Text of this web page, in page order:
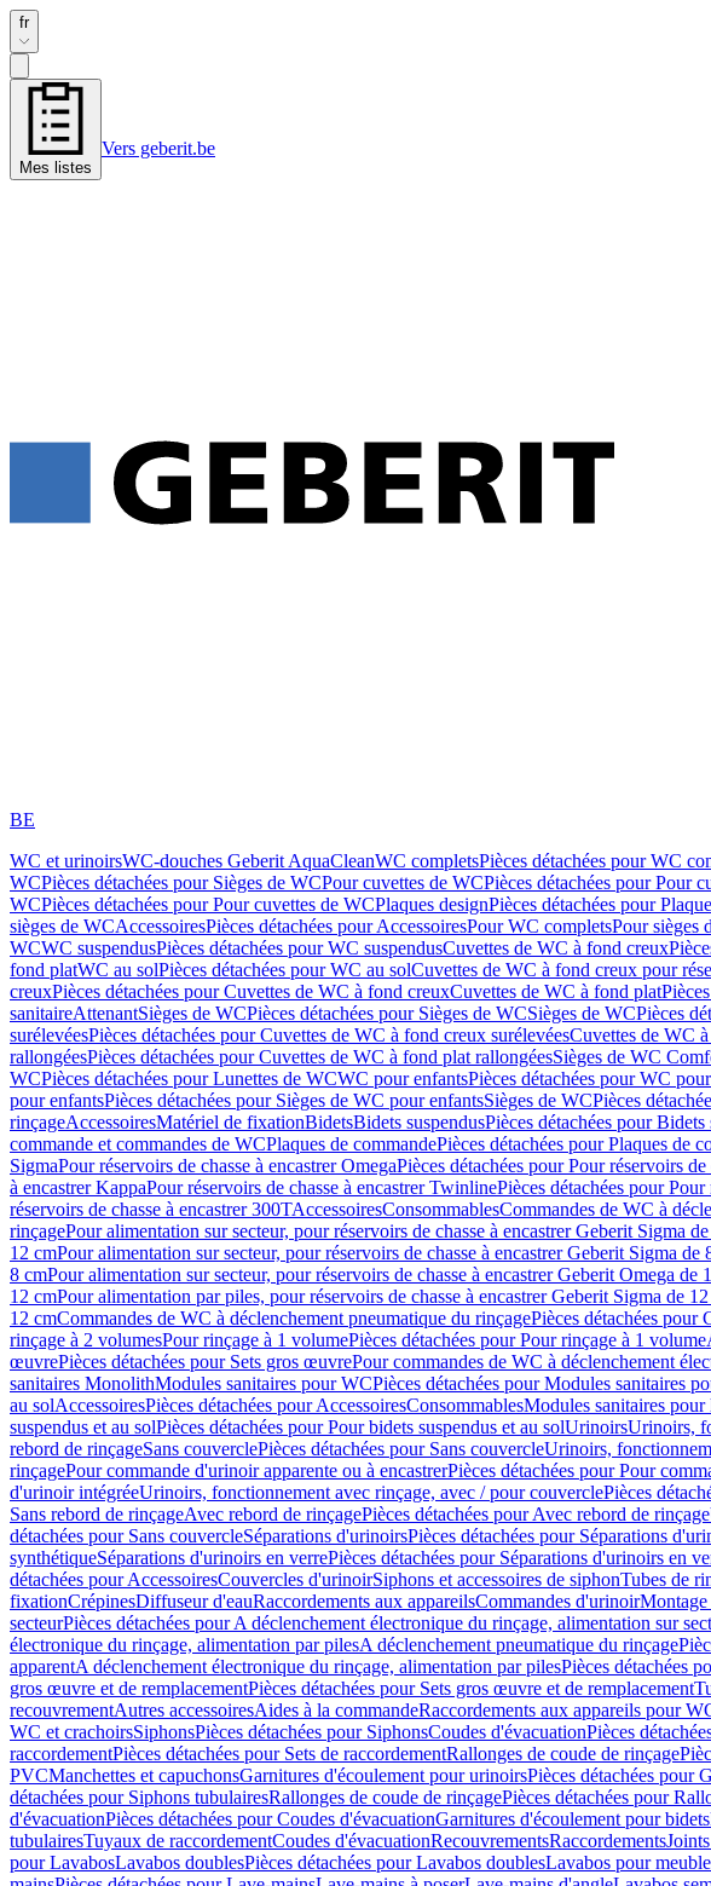
fr
Mes listes
Vers geberit.be
BE
WC et urinoirsWC-douches Geberit AquaCleanWC completsPièces détachées pour WC
WCPièces détachées pour Sièges de WCPour cuvettes de WCPièces détachées pour Pour
WCPièces détachées pour Pour cuvettes de WCPlaques designPièces détachées pour
sièges de WCAccessoiresPièces détachées pour AccessoiresPour WC completsPour sièges
WCWC suspendusPièces détachées pour WC suspendusCuvettes de WC à fond creux
fond platWC au solPièces détachées pour WC au solCuvettes de WC à fond creux pour
creuxPièces détachées pour Cuvettes de WC à fond creuxCuvettes de WC à fond plat
sanitaireAttenantSièges de WCPièces détachées pour Sièges de WCSièges de WCPièces
surélevéesPièces détachées pour Cuvettes de WC à fond creux surélevéesCuvettes de WC
rallongéesPièces détachées pour Cuvettes de WC à fond plat rallongéesSièges de WC
WCPièces détachées pour Lunettes de WCWC pour enfantsPièces détachées pour WC
pour enfantsPièces détachées pour Sièges de WC pour enfantsSièges de WCPièces
rinçageAccessoiresMatériel de fixationBidetsBidets suspendusPièces détachées pour Bidets
commande et commandes de WCPlaques de commandePièces détachées pour Plaques de
SigmaPour réservoirs de chasse à encastrer OmegaPièces détachées pour Pour réservoirs
à encastrer KappaPour réservoirs de chasse à encastrer TwinlinePièces détachées pour
réservoirs de chasse à encastrer 300TAccessoiresConsommablesCommandes de WC à
rinçagePour alimentation sur secteur, pour réservoirs de chasse à encastrer Geberit Sigma
12 cmPour alimentation sur secteur, pour réservoirs de chasse à encastrer Geberit Sigma de
8 cmPour alimentation sur secteur, pour réservoirs de chasse à encastrer Geberit Omega de
12 cmPour alimentation par piles, pour réservoirs de chasse à encastrer Geberit Sigma de
12 cmCommandes de WC à déclenchement pneumatique du rinçagePièces détachées pour
rinçage à 2 volumesPour rinçage à 1 volumePièces détachées pour Pour rinçage à 1 volume
œuvrePièces détachées pour Sets gros œuvrePour commandes de WC à déclenchement
sanitaires MonolithModules sanitaires pour WCPièces détachées pour Modules sanitaires
au solAccessoiresPièces détachées pour AccessoiresConsommablesModules sanitaires pour
suspendus et au solPièces détachées pour Pour bidets suspendus et au solUrinoirsUrinoirs,
rebord de rinçageSans couverclePièces détachées pour Sans couvercleUrinoirs,
rinçagePour commande d'urinoir apparente ou à encastrerPièces détachées pour Pour
d'urinoir intégréeUrinoirs, fonctionnement avec rinçage, avec / pour couverclePièces
Sans rebord de rinçageAvec rebord de rinçagePièces détachées pour Avec rebord de rinçage
détachées pour Sans couvercleSéparations d'urinoirsPièces détachées pour Séparations
synthétiqueSéparations d'urinoirs en verrePièces détachées pour Séparations d'urinoirs en
détachées pour AccessoiresCouvercles d'urinoirSiphons et accessoires de siphonTubes de
fixationCrépinesDiffuseur d'eauRaccordements aux appareilsCommandes d'urinoirMontage
secteurPièces détachées pour A déclenchement électronique du rinçage, alimentation sur
électronique du rinçage, alimentation par pilesA déclenchement pneumatique du rinçage
apparentA déclenchement électronique du rinçage, alimentation par pilesPièces détachées
gros œuvre et de remplacementPièces détachées pour Sets gros œuvre et de remplacement
recouvrementAutres accessoiresAides à la commandeRaccordements aux appareils pour
WC et crachoirsSiphonsPièces détachées pour SiphonsCoudes d'évacuationPièces
raccordementPièces détachées pour Sets de raccordementRallonges de coude de rinçage
PVCManchettes et capuchonsGarnitures d'écoulement pour urinoirsPièces détachées pour
détachées pour Siphons tubulairesRallonges de coude de rinçagePièces détachées pour
d'évacuationPièces détachées pour Coudes d'évacuationGarnitures d'écoulement pour bidets
tubulairesTuyaux de raccordementCoudes d'évacuationRecouvrementsRaccordements
pour LavabosLavabos doublesPièces détachées pour Lavabos doublesLavabos pour